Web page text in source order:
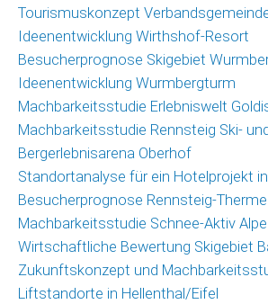
Tourismuskonzept
Ideenentwicklung Wirthshof-Resort
Besucherprognose Skigebiet
Ideenentwicklung Wurmbergturm
Machbarkeitsstudie Erlebniswelt
Machbarkeitsstudie Rennsteig Ski- und
Bergerlebnisarena Oberhof
Standortanalyse für ein Hotelprojekt in
Besucherprognose Rennsteig-Therme
Machbarkeitsstudie Schnee-Aktiv
Wirtschaftliche Bewertung Skigebiet
Zukunftskonzept und
Liftstandorte in Hellenthal/Eifel